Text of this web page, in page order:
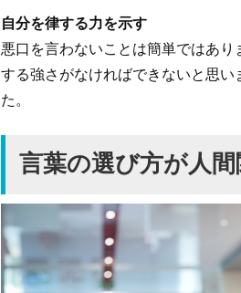
自分を律する力を示す
悪口を言わないことは簡単ではあ
する強さがなければできないと思
た。
言葉の選び方が人